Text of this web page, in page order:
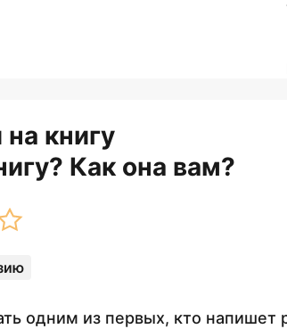
книгу
Как она вам?
одним из первых, кто напишет